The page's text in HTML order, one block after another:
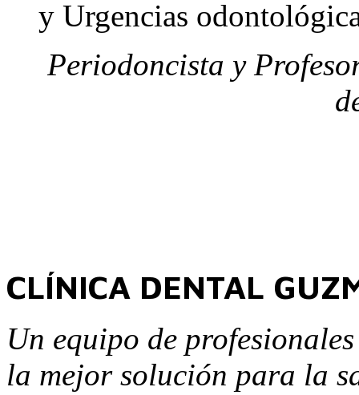
y Urgencias
Periodoncista y
CLÍNICA DENTAL
Un equipo de
la mejor solución para la